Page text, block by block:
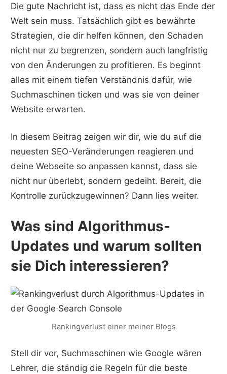
Die gute Nachricht ist, dass es nicht das Ende der
Welt sein muss. Tatsächlich gibt es bewährte
Strategien, die dir helfen können, den Schaden
nicht nur zu begrenzen, sondern auch langfristig
von den Änderungen zu profitieren. Es beginnt
alles mit einem tiefen Verständnis dafür, wie
Suchmaschinen ticken und was sie von deiner
Website erwarten.
In diesem Beitrag zeigen wir dir, wie du auf die
neuesten SEO-Veränderungen reagieren und
deine Webseite so anpassen kannst, dass sie
nicht nur überlebt, sondern gedeiht. Bereit, die
Kontrolle zurückzugewinnen? Dann lies weiter.
Was sind Algorithmus-
Updates und warum sollten
sie Dich interessieren?
Rankingverlust einer meiner Blogs
Stell dir vor, Suchmaschinen wie Google wären
Lehrer, die ständig die Regeln für die beste